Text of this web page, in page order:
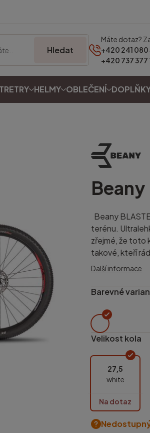
Hledat
Máte dotaz?
+420 241 080
+420 737 377
HELMY OBLEČENÍ
Beany
Beany
terénu.
zřejmé, že toto
takové, kteří
Další informace
Barevné
Velikost kola
27,5
white
Na dotaz